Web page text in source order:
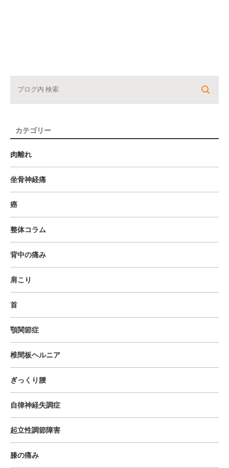
カテゴリー
肉離れ
坐骨神経痛
癌
整体コラム
背中の痛み
肩こり
首
顎関節症
椎間板ヘルニア
ぎっくり腰
自律神経失調症
起立性調節障害
膝の痛み